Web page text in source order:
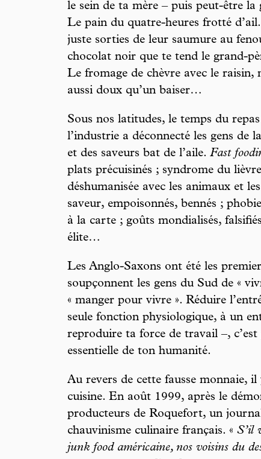
le sein de ta mère – puis peut-être
Le pain du quatre-heures frotté
juste sorties de leur saumure au
chocolat noir que te tend le grand-
Le fromage de chèvre avec le raisin,
aussi doux qu’un baiser…
Sous nos latitudes, le temps du
l’industrie a déconnecté les gens de
et des saveurs bat de l’aile. Fast
plats précuisinés ; syndrome du
déshumanisée avec les animaux et
saveur, empoisonnés, bennés ;
à la carte ; goûts mondialisés,
élite…
Les Anglo-Saxons ont été les
soupçonnent les gens du Sud de «
« manger pour vivre ». Réduire
seule fonction physiologique, à un
reproduire ta force de travail –,
essentielle de ton humanité.
Au revers de cette fausse monnaie,
cuisine. En août 1999, après le
producteurs de Roquefort, un
chauvinisme culinaire français. « S’il
junk food américaine, nos voisins du